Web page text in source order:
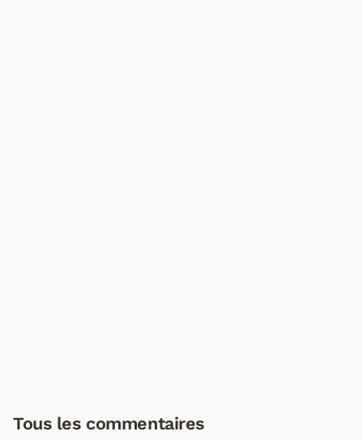
Tous les commentaires